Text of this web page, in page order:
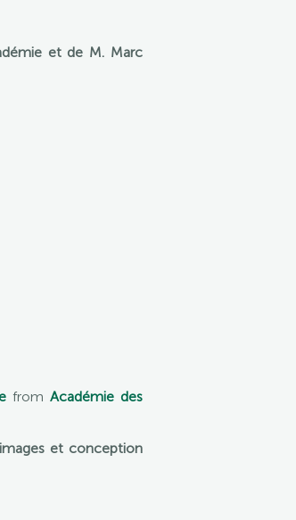
et de M. Marc
fromAcadémie des
et conception